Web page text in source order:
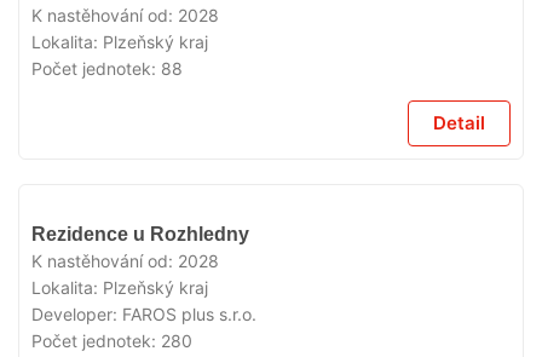
K nastěhování od: 2028
Lokalita: Plzeňský kraj
Počet jednotek: 88
Detail
Rezidence u Rozhledny
K nastěhování od: 2028
Lokalita: Plzeňský kraj
Developer: FAROS plus s.r.o.
Počet jednotek: 280